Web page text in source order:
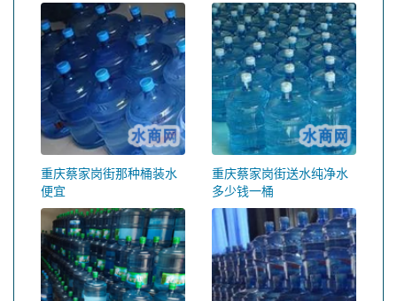
重庆蔡家岗街那种桶装水
便宜
重庆蔡家岗街送水纯净水
多少钱一桶